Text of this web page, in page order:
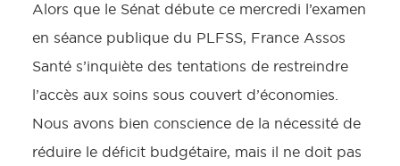
Alors que le Sénat débute ce mercredi l’examen
en séance publique du PLFSS, France Assos
Santé s’inquiète des tentations de restreindre
l’accès aux soins sous couvert d’économies.
Nous avons bien conscience de la nécessité de
réduire le déficit budgétaire, mais il ne doit pas